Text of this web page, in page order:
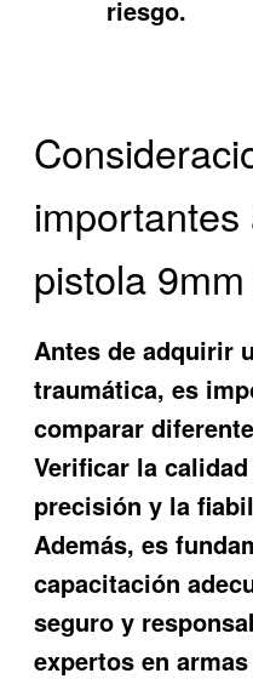
riesgo.
pistola
Antes de adquirir
traumática, es
comparar
Verificar la
precisión y la
Además, es
capacitación
seguro y
expertos en